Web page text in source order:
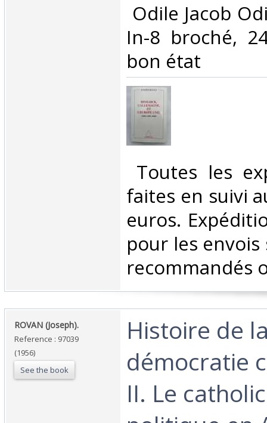
Odile Jacob
In-8 broché,
bon état‎
Toutes les
faites en suivi
euros.
pour les envois
recommandés
‎ROVAN (Joseph).‎
Reference : 97039
(1956)
See the book
‎Histoire de
démocratie
II. Le